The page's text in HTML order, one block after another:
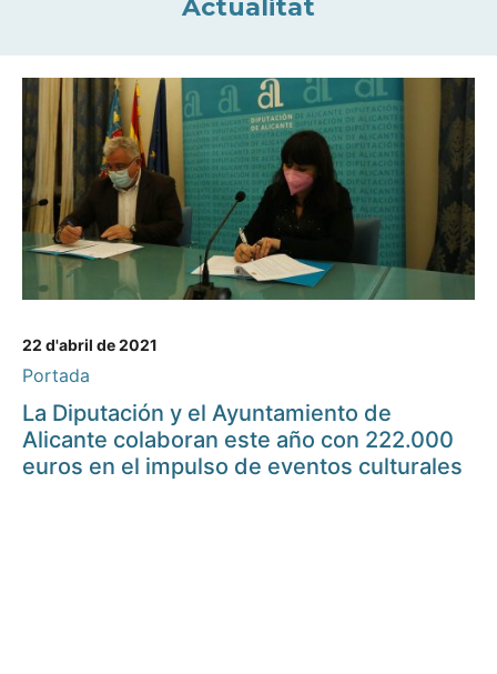
Actualitat
22 d'abril de 2021
Portada
La Diputación y el Ayuntamiento de
Alicante colaboran este año con 222.000
euros en el impulso de eventos culturales